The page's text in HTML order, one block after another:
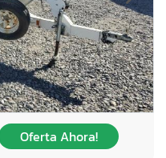
Oferta Ahora!